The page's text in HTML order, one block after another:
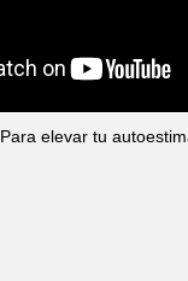
Para elevar tu